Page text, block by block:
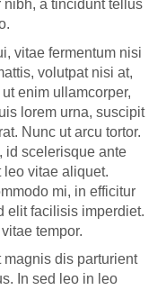
a tincidunt tellus
vitae fermentum nisi
volutpat nisi at,
enim ullamcorper,
lorem urna, suscipit
Nunc ut arcu tortor.
id scelerisque ante
vitae aliquet.
mi, in efficitur
elit facilisis imperdiet.
tempor.
dis parturient
In sed leo in leo